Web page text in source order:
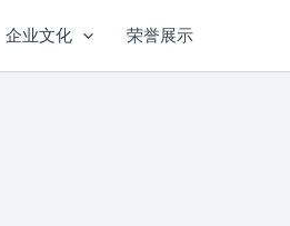
企业文化 荣誉展示